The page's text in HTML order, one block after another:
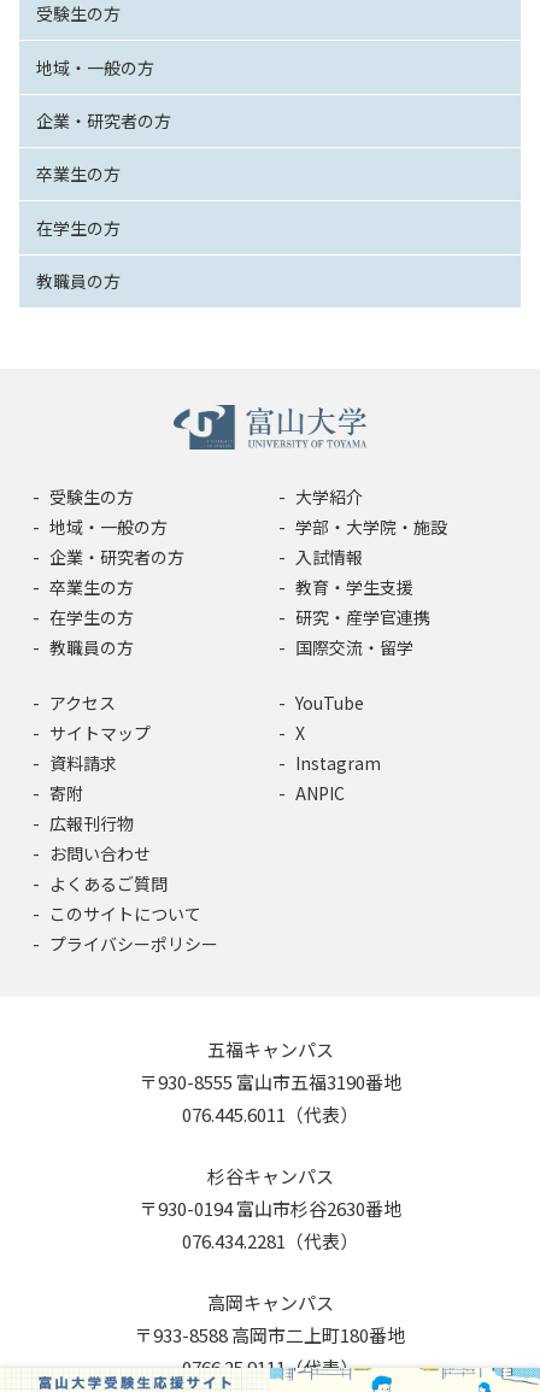
受験生の方
地域・一般の方
企業・研究者の方
卒業生の方
在学生の方
教職員の方
受験生の方
地域・一般の方
企業・研究者の方
卒業生の方
在学生の方
教職員の方
大学紹介
学部・大学院・施設
入試情報
教育・学生支援
研究・産学官連携
国際交流・留学
アクセス
サイトマップ
資料請求
寄附
広報刊行物
お問い合わせ
よくあるご質問
このサイトについて
プライバシーポリシー
YouTube
X
Instagram
ANPIC
五福キャンパス
〒930-8555 富山市五福3190番地
076.445.6011（代表）
杉谷キャンパス
〒930-0194 富山市杉谷2630番地
076.434.2281（代表）
高岡キャンパス
〒933-8588 高岡市二上町180番地
0766.25.9111（代表）